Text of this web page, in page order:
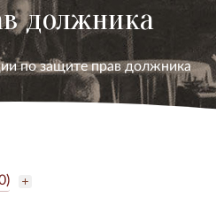
должника
по защите прав должника